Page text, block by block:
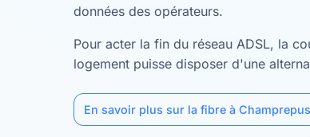
données des opérateurs.
Pour acter la fin du réseau ADSL, la
logement puisse disposer d'une
En savoir plus sur la fibre à Champrepus